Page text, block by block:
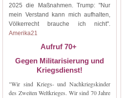
2025 die Maßnahmen. Trump: "Nur
mein Verstand kann mich aufhalten,
Völkerrecht brauche ich nicht".
Amerika21
Aufruf 70+
Gegen Militarisierung und
Kriegsdienst!
"Wir sind Kriegs- und Nachkriegskinder
des Zweiten Weltkrieges. Wir sind 70 Jahre